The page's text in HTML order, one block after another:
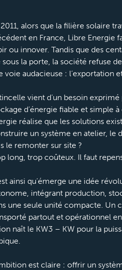
2011, alors que la filière solaire
en France, Libre Energie
ou innover. Tandis que des
sous la porte, la société refuse
voie audacieuse : l’exportation
vient d’un besoin
d’énergie fiable et simple
réalise que les solutions
un système en atelier, le
le remonter sur site ?
long, trop coûteux. Il faut
ainsi qu’émerge une idée
intégrant production,
une seule unité compacte. Un
partout et opérationnel
naît le KW3 – KW pour la
est claire : offrir un